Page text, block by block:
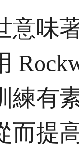
意味
練有
而提